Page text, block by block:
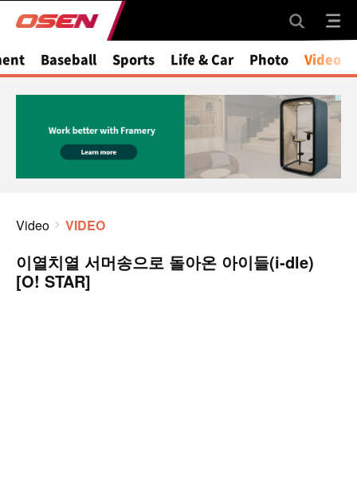
Baseball Sports Life & Car Photo Video
Video VIDEO
이열치열 서머송으로 돌아온 아이들(i-dle)
[O! STAR]